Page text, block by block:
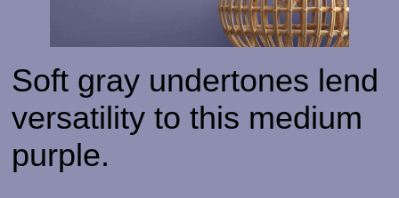
Soft gray undertones lend
versatility to this medium
purple.